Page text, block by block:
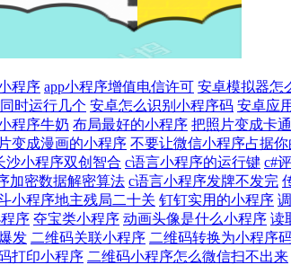
程序 app小程序增值电信许可 安卓模拟器怎
时运行几个 安卓怎么识别小程序码 安卓应
程序牛奶 布局最好的小程序 把照片变成卡
变成漫画的小程序 不要让微信小程序占据你
沙小程序双创智合 c语言小程序的运行键 c#
加密数据解密算法 c语言小程序发牌不发完
小程序地主残局二十关 钉钉实用的小程序
序 夺宝类小程序 动画头像是什么小程序 读
发 二维码关联小程序 二维码转换为小程序
打印小程序 二维码小程序怎么微信扫不出来